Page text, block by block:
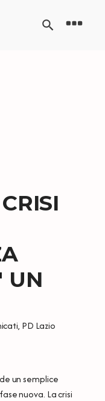
UN
, PD Lazio
un semplice
nuova. La crisi